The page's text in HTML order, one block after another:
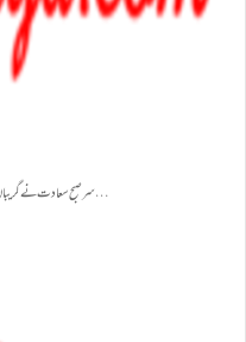
سر صبح سعادت نے گریباں سے نکالا ظلمت کو ملا عالم اِمکاں سے نکالا پیدائشِ محبوب کی شادی میں خدا…